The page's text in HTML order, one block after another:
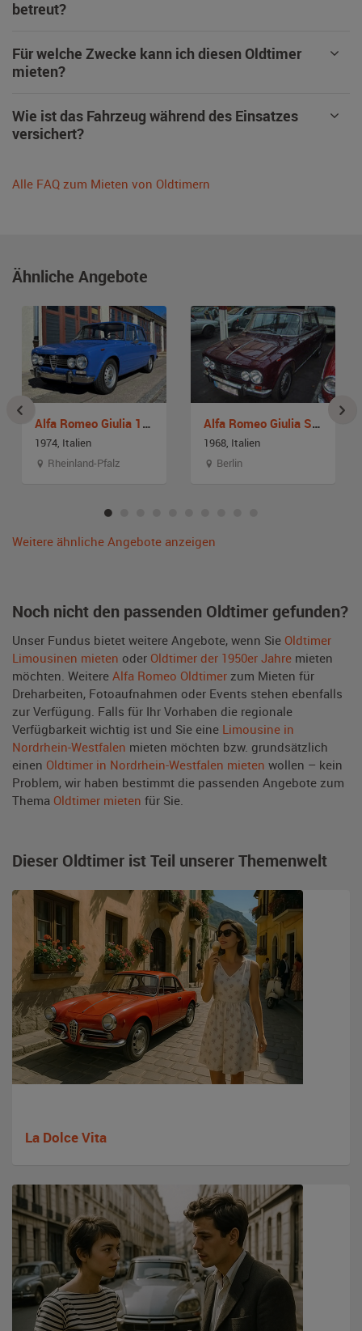
betreut?
Für welche Zwecke kann ich diesen Oldtimer
mieten?
Wie ist das Fahrzeug während des Einsatzes
versichert?
Alle FAQ zum Mieten von Oldtimern
Ähnliche Angebote
Alfa Romeo Giulia 1300 Super
1974, Italien
Rheinland-Pfalz
Alfa Romeo Giulia Super
1968, Italien
Berlin
Weitere ähnliche Angebote anzeigen
Noch nicht den passenden Oldtimer gefunden?
Unser Fundus bietet weitere Angebote, wenn Sie Oldtimer
Limousinen mieten oder Oldtimer der 1950er Jahre mieten
möchten. Weitere Alfa Romeo Oldtimer zum Mieten für
Dreharbeiten, Fotoaufnahmen oder Events stehen ebenfalls
zur Verfügung. Falls für Ihr Vorhaben die regionale
Verfügbarkeit wichtig ist und Sie eine Limousine in
Nordrhein-Westfalen mieten möchten bzw. grundsätzlich
einen Oldtimer in Nordrhein-Westfalen mieten wollen – kein
Problem, wir haben bestimmt die passenden Angebote zum
Thema Oldtimer mieten für Sie.
Dieser Oldtimer ist Teil unserer Themenwelt
La Dolce Vita